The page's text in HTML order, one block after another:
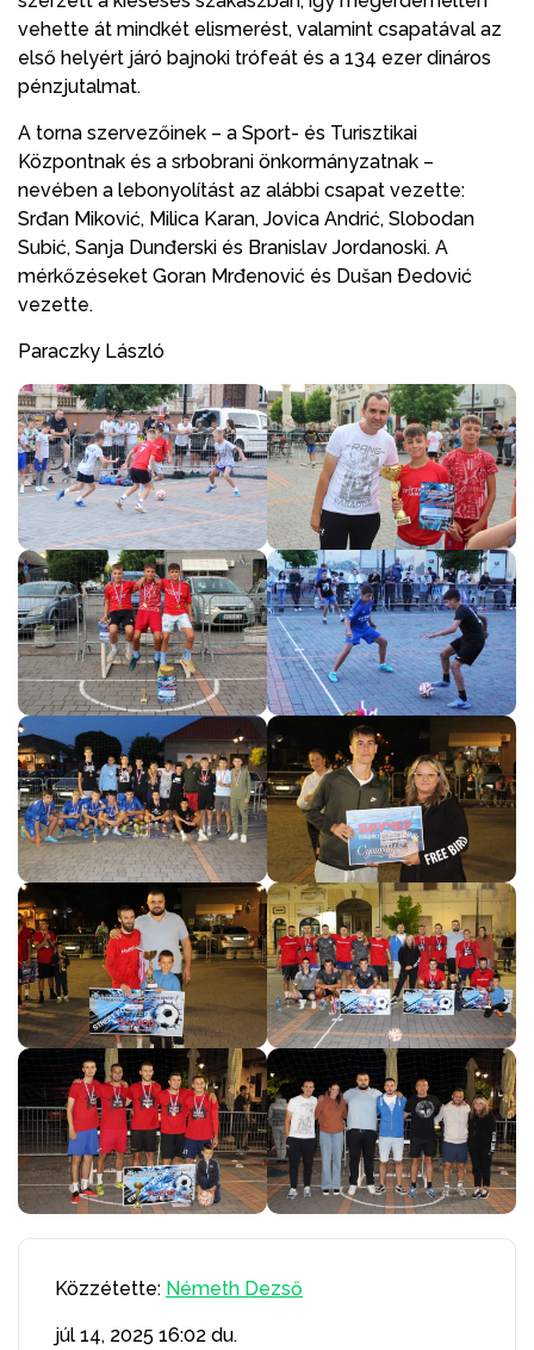
vehette át mindkét elismerést, valamint csapatával az
első helyért járó bajnoki trófeát és a 134 ezer dináros
pénzjutalmat.
A torna szervezőinek – a Sport- és Turisztikai
Központnak és a srbobrani önkormányzatnak –
nevében a lebonyolítást az alábbi csapat vezette:
Srđan Miković, Milica Karan, Jovica Andrić, Slobodan
Subić, Sanja Dunđerski és Branislav Jordanoski. A
mérkőzéseket Goran Mrđenović és Dušan Ðedović
vezette.
Paraczky László
Közzétette: Németh Dezső
júl 14, 2025 16:02 du.